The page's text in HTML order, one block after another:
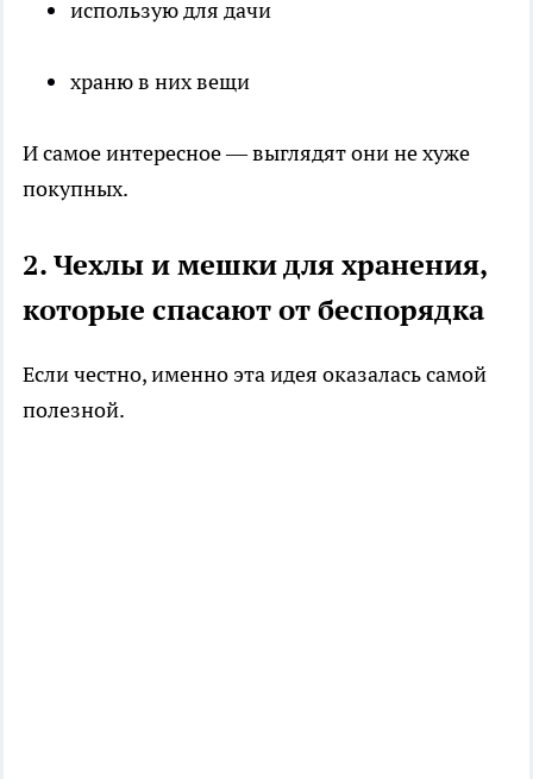
использую для дачи
храню в них вещи
И самое интересное — выглядят они не хуже
покупных.
2. Чехлы и мешки для хранения,
которые спасают от беспорядка
Если честно, именно эта идея оказалась самой
полезной.